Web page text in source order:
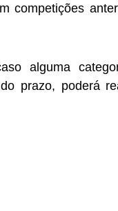
competições
alguma
prazo, poderá